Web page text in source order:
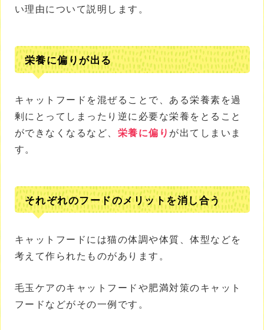
い理由について説明します。
栄養に偏りが出る
キャットフードを混ぜることで、ある栄養素を過
剰にとってしまったり逆に必要な栄養をとること
ができなくなるなど、 栄養に偏り が出てしまいま
す。
それぞれのフードのメリットを消し合う
キャットフードには猫の体調や体質、体型などを
考えて作られたものがあります。
毛玉ケアのキャットフードや肥満対策のキャット
フードなどがその一例です。